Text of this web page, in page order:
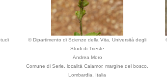
© Dipartimento di Scienze della Vita, Università degli
Studi di Trieste
Andrea Moro
Comune di Serle, località Calamor, margine del bosco,
Lombardia, Italia